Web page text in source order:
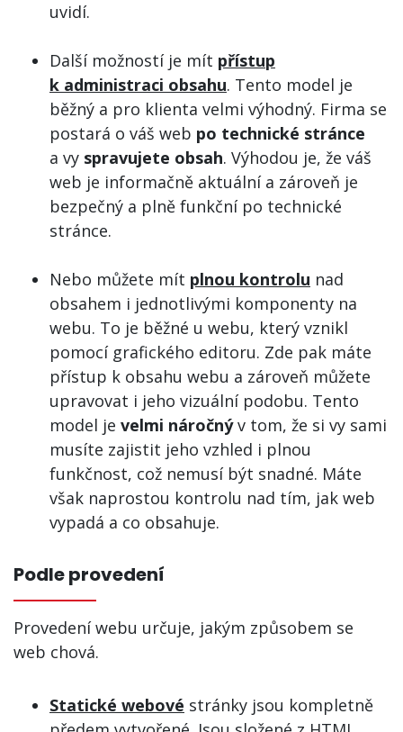
uvidí.
Další možností je mít přístup
k administraci obsahu. Tento model je
běžný a pro klienta velmi výhodný. Firma se
postará o váš web po technické stránce
a vy spravujete obsah. Výhodou je, že váš
web je informačně aktuální a zároveň je
bezpečný a plně funkční po technické
stránce.
Nebo můžete mít plnou kontrolu nad
obsahem i jednotlivými komponenty na
webu. To je běžné u webu, který vznikl
pomocí grafického editoru. Zde pak máte
přístup k obsahu webu a zároveň můžete
upravovat i jeho vizuální podobu. Tento
model je velmi náročnýv tom, že si vy sami
musíte zajistit jeho vzhled i plnou
funkčnost, což nemusí být snadné. Máte
však naprostou kontrolu nad tím, jak web
vypadá a co obsahuje.
Podle provedení
Provedení webu určuje, jakým způsobem se
web chová.
Statické webové stránky jsou kompletně